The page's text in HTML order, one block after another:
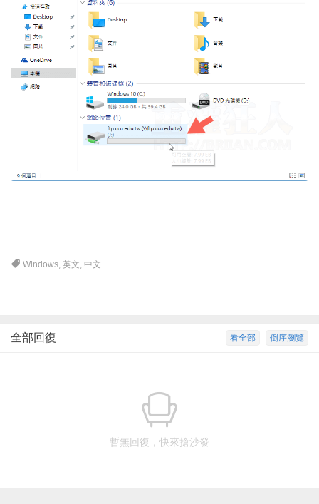
Windows,英文,中文
倒序瀏覽
看全部
全部回復
暫無回復，快來搶沙發